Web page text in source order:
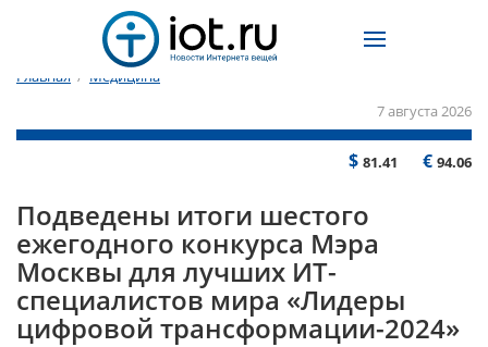
Главная / Медицина
7 августа 2026
$ 81.41 € 94.06
Подведены итоги шестого
ежегодного конкурса Мэра
Москвы для лучших ИТ-
специалистов мира «Лидеры
цифровой трансформации-2024»